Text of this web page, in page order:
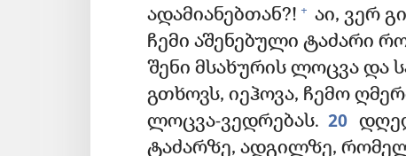
ადამიანებთან?! + აი, ვერ
ჩემი აშენებული ტაძარი
შენი მსახურის ლოცვა და
გთხოვს, იეჰოვა, ჩემო
ლოცვა-ვედრებას. 20
ტაძარზე, ადგილზე,